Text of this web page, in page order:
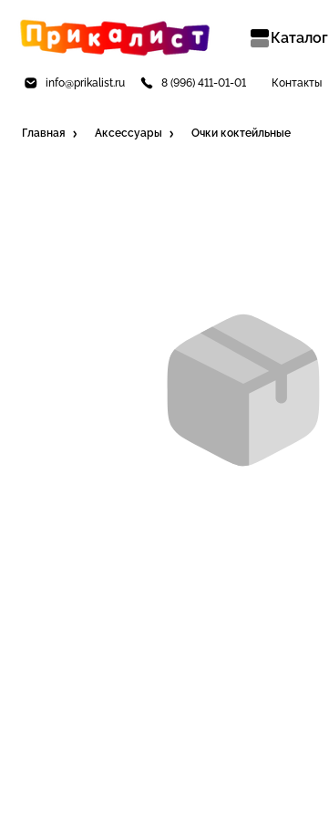
Каталог
info@prikalist.ru 8 (996) 411-01-01 Контакты
Главная Аксессуары Очки коктейльные